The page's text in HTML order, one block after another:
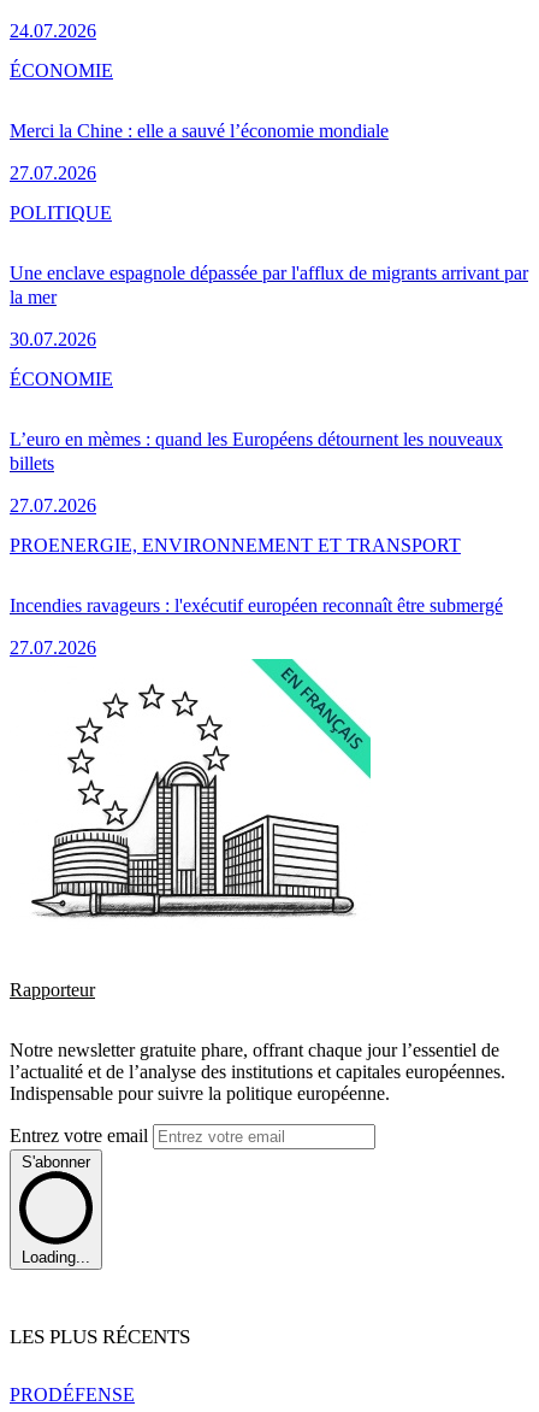
24.07.2026
Merci la Chine : elle a sauvé l’économie mondiale
27.07.2026
ÉCONOMIE
Une enclave espagnole dépassée par l'afflux de migrants arrivant par
la mer
30.07.2026
POLITIQUE
L’euro en mèmes : quand les Européens détournent les nouveaux
billets
27.07.2026
ÉCONOMIE
Incendies ravageurs : l'exécutif européen reconnaît être submergé
27.07.2026
PROENERGIE, ENVIRONNEMENT ET TRANSPORT
Rapporteur
Notre newsletter gratuite phare, offrant chaque jour l’essentiel de
l’actualité et de l’analyse des institutions et capitales européennes.
Indispensable pour suivre la politique européenne.
Entrez votre email
S'abonner
Loading...
LES PLUS RÉCENTS
PRODÉFENSE